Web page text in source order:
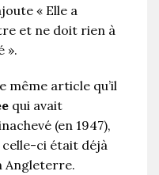
« Elle a
et ne doit rien à
».
même article qu’il
qui avait
(en 1947),
celle-ci était déjà
Angleterre.